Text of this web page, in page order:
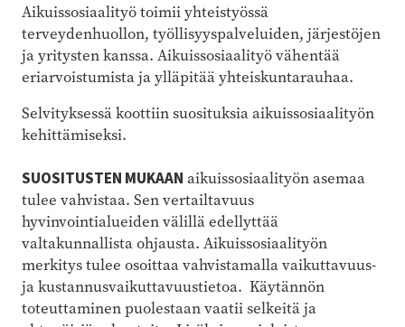
Aikuissosiaalityö toimii yhteistyössä
terveydenhuollon, työllisyyspalveluiden, järjestöjen
ja yritysten kanssa. Aikuissosiaalityö vähentää
eriarvoistumista ja ylläpitää yhteiskuntarauhaa.
Selvityksessä koottiin suosituksia aikuissosiaalityön
kehittämiseksi.
SUOSITUSTEN MUKAAN aikuissosiaalityön asemaa
tulee vahvistaa. Sen vertailtavuus
hyvinvointialueiden välillä edellyttää
valtakunnallista ohjausta. Aikuissosiaalityön
merkitys tulee osoittaa vahvistamalla vaikuttavuus-
ja kustannusvaikuttavuustietoa. Käytännön
toteuttaminen puolestaan vaatii selkeitä ja